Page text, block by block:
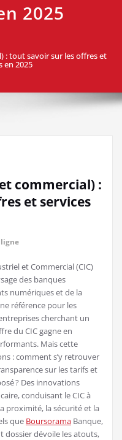
2025
: tout savoir sur les offres et
en 2025
commercial) :
et services
et Commercial (CIC)
des banques
numériques et de la
référence pour les
cherchant un
du CIC gagne en
Mais cette
: comment s’y retrouver
sur les tarifs et
? Des innovations
conduisant le CIC à
proximité, la sécurité et la
que Boursorama Banque,
dossier dévoile les atouts,